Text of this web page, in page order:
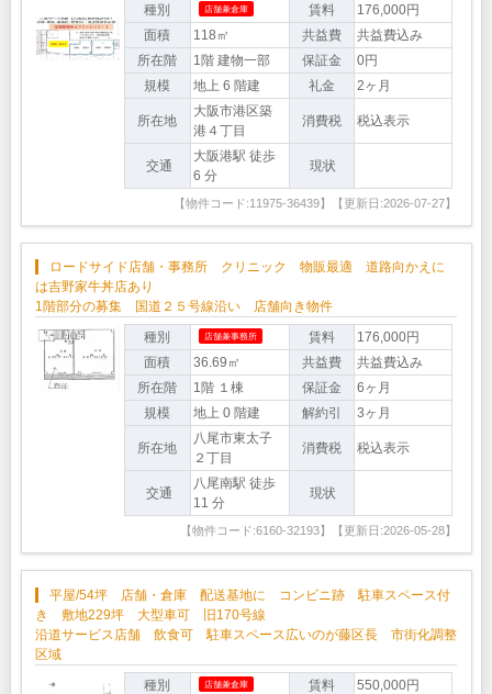
種別
店舗兼倉庫 賃料
176,000円
面積
118㎡ 共益費
共益費込み
所在階
1階 建物一部 保証金
0円
規模
地上 6 階建 礼金 2ヶ月
所在地
大阪市港区築
港４丁目
消費税 税込表示
交通
大阪港駅 徒歩
6 分
現状
【物件コード:11975-36439】【更新日:2026-07-27】
ロードサイド店舗・事務所 クリニック 物販最適 道路向かえに
は吉野家牛丼店あり
1階部分の募集 国道２５号線沿い 店舗向き物件
種別
店舗兼事務所 賃料
176,000円
面積
36.69㎡ 共益費
共益費込み
所在階
1階 １棟 保証金
6ヶ月
規模
地上 0 階建 解約引 3ヶ月
所在地
八尾市東太子
２丁目
消費税 税込表示
交通
八尾南駅 徒歩
11 分
現状
【物件コード:6160-32193】【更新日:2026-05-28】
平屋/54坪 店舗・倉庫 配送基地に コンビニ跡 駐車スペース付
き 敷地229坪 大型車可 旧170号線
沿道サービス店舗 飲食可 駐車スペース広いのが藤区長 市街化調整
区域
種別
店舗兼倉庫 賃料
550,000円